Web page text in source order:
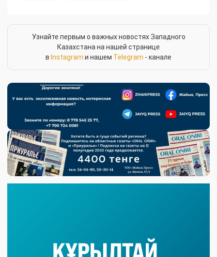
Узнайте первым о важных новостях Западного
Казахстана на нашей странице
в Instagram и нашем Telegram - канале